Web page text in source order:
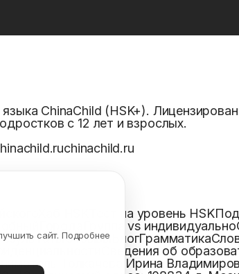
ChinaChild (HSK+).
с 12 лет и взрослых.
chinachild.ru
Тест на уровень HSK
Группа vs индивидуально
Отзывы БлогГрамматика
Сведения об
Толкачева Ирина
сайт. Подробнее